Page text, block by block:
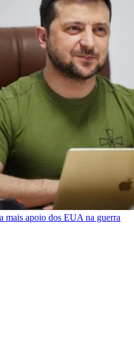
mais apoio dos EUA na guerra